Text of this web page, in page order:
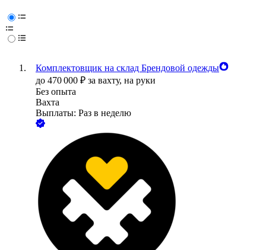
Комплектовщик на склад Брендовой одежды
до 470 000 ₽ за вахту, на руки
Без опыта
Вахта
Выплаты: Раз в неделю